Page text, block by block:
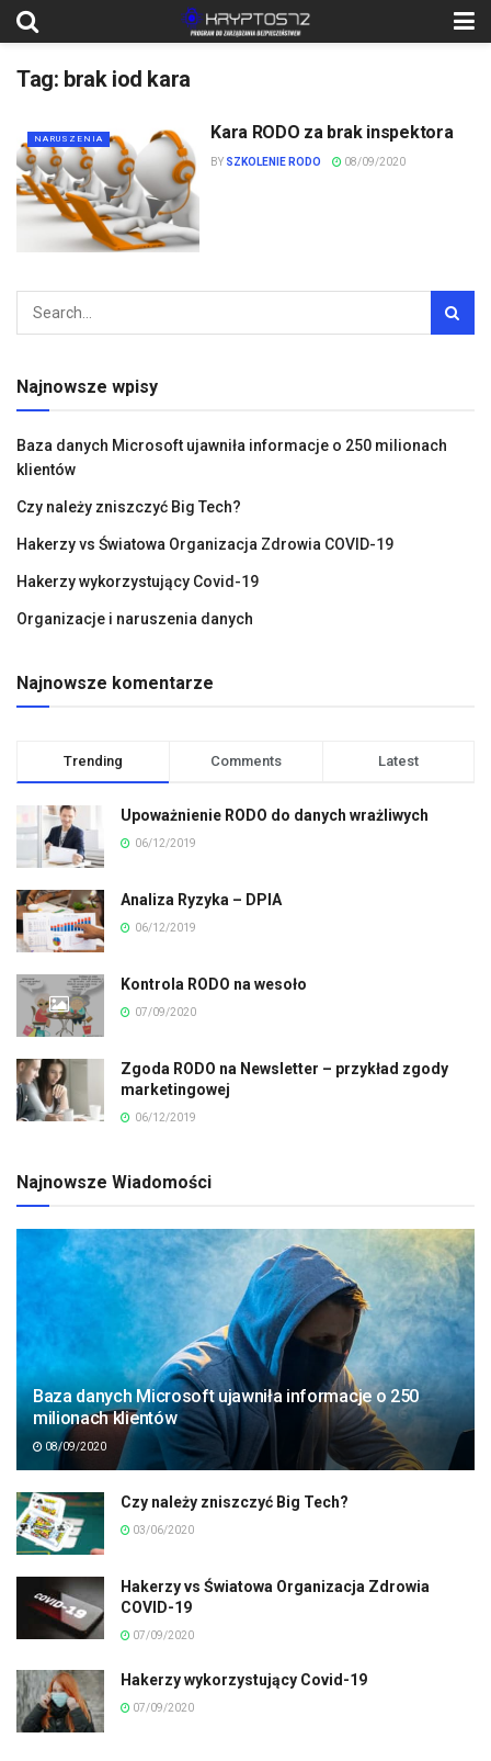
Tag: brak iod kara
NARUSZENIA Kara RODO za brak inspektora
BY SZKOLENIE RODO 08/09/2020
Najnowsze wpisy
Baza danych Microsoft ujawniła informacje o 250 milionach
klientów
Czy należy zniszczyć Big Tech?
Hakerzy vs Światowa Organizacja Zdrowia COVID-19
Hakerzy wykorzystujący Covid-19
Organizacje i naruszenia danych
Najnowsze komentarze
Trending Comments Latest
Upoważnienie RODO do danych wrażliwych
06/12/2019
Analiza Ryzyka – DPIA
06/12/2019
Kontrola RODO na wesoło
07/09/2020
Zgoda RODO na Newsletter – przykład zgody
marketingowej
06/12/2019
Najnowsze Wiadomości
Baza danych Microsoft ujawniła informacje o 250
milionach klientów
08/09/2020
Czy należy zniszczyć Big Tech?
03/06/2020
Hakerzy vs Światowa Organizacja Zdrowia
COVID-19
07/09/2020
Hakerzy wykorzystujący Covid-19
07/09/2020